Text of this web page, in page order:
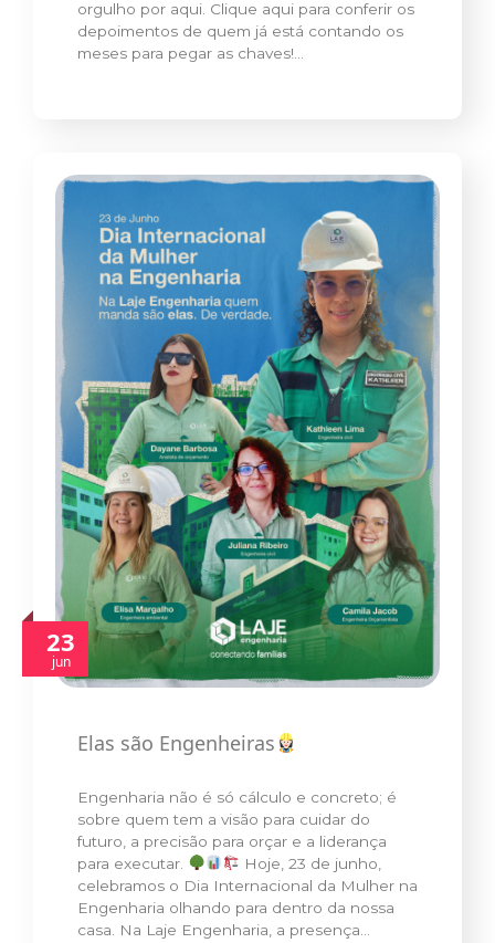
orgulho por aqui. Clique aqui para conferir os
depoimentos de quem já está contando os
meses para pegar as chaves!…
23
jun
Elas são Engenheiras
Engenharia não é só cálculo e concreto; é
sobre quem tem a visão para cuidar do
futuro, a precisão para orçar e a liderança
para executar.
Hoje, 23 de junho,
celebramos o Dia Internacional da Mulher na
Engenharia olhando para dentro da nossa
casa. Na Laje Engenharia, a presença…